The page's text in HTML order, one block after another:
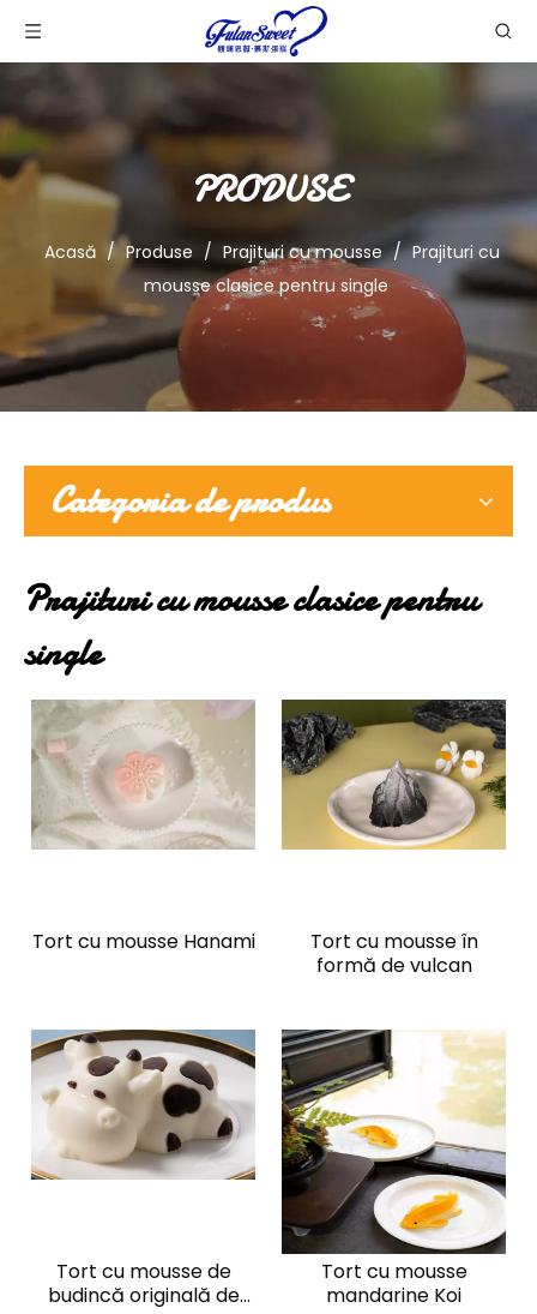
PRODUSE
Acasă / Produse / Prajituri cu mousse / Prajituri cu
mousse clasice pentru single
Categoria de produs
Prajituri cu mousse clasice pentru
single
Tort cu mousse Hanami
Tort cu mousse în
formă de vulcan
Tort cu mousse de
budincă originală de
Tort cu mousse
mandarine Koi